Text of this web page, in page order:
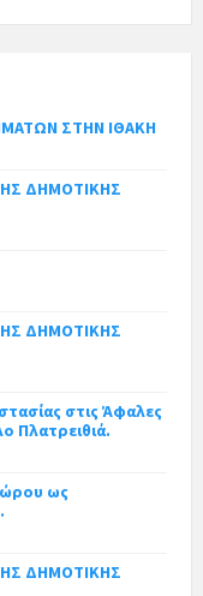
ΣΤΗΝ ΙΘΑΚΗ
ΔΗΜΟΤΙΚΗΣ
ΔΗΜΟΤΙΚΗΣ
στις Άφαλες
Πλατρειθιά.
ως
ΔΗΜΟΤΙΚΗΣ